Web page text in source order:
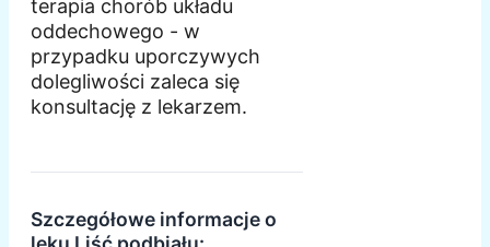
terapia chorób układu
oddechowego - w
przypadku uporczywych
dolegliwości zaleca się
konsultację z lekarzem.
Szczegółowe informacje o